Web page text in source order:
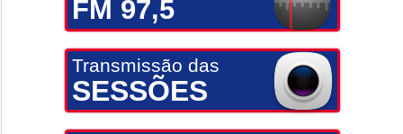
FM 97,5
Transmissão das
SESSÕES